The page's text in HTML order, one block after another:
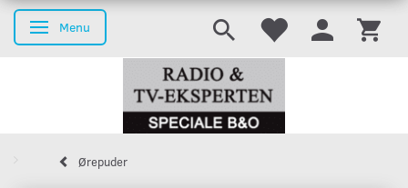
Skifte navigation
Menu
Ørepuder